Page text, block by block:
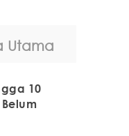
Utama
10